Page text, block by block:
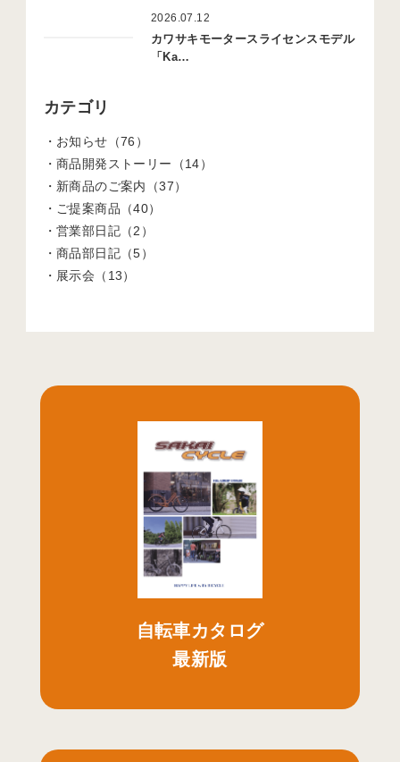
2026.07.12
カワサキモータースライセンスモデル
「Ka…
カテゴリ
お知らせ（76）
商品開発ストーリー（14）
新商品のご案内（37）
ご提案商品（40）
営業部日記（2）
商品部日記（5）
展示会（13）
自転車カタログ
最新版